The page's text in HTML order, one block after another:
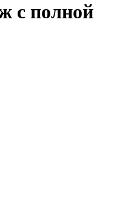
с полной